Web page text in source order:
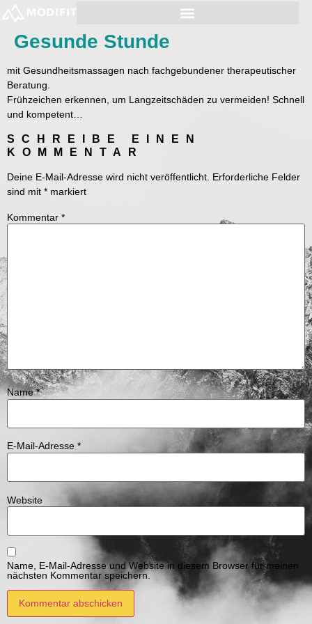
Gesunde Stunde
mit Gesundheitsmassagen nach fachgebundener therapeutischer
Beratung.
Frühzeichen erkennen, um Langzeitschäden zu vermeiden! Schnell
und kompetent…
SCHREIBE EINEN
KOMMENTAR
Deine E-Mail-Adresse wird nicht veröffentlicht. Erforderliche Felder
sind mit * markiert
Kommentar *
Name*
E-Mail-Adresse *
Website
Name, E-Mail-Adresse und Website in diesem Browser für meinen
nächsten Kommentar speichern.